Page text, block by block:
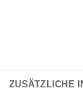
ZUSÄTZLICHE